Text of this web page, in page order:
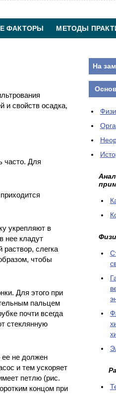
ФАКТОРЫ МЕТОДЫ
и свойств осадка,
часто. Для
укрепляют в
нее кладут
слегка
чтобы
Для этого при
пальцем
почти всегда
стеклянную
ее не должен
и тем ускоряет
петлю (рис.
концом при
На